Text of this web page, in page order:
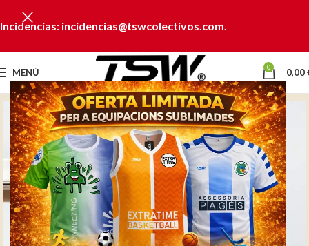
Incidencias: incidencias@tswcolectivos.com.
MENÚ 0 0,00